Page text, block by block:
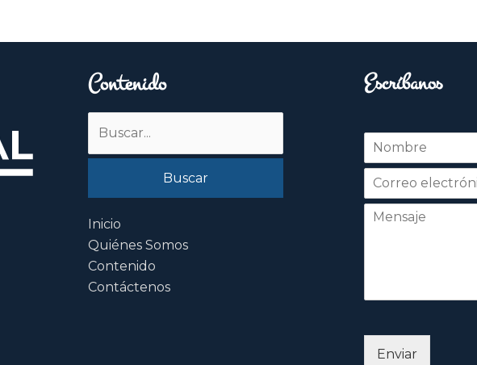
Contenido
por:
Inicio
Quiénes Somos
Contenido
Contáctenos
Escríbanos
m
r
Nombre
Enviar